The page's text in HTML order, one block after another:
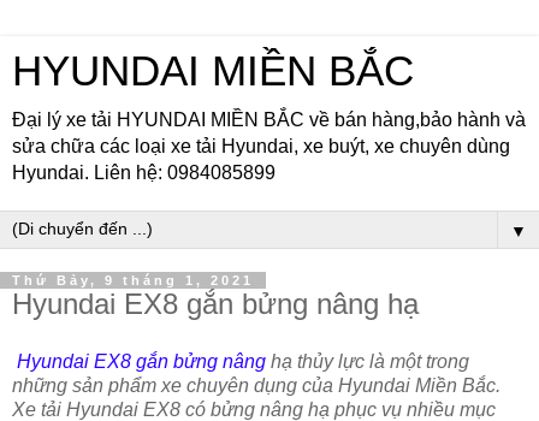
HYUNDAI MIỀN BẮC
Đại lý xe tải HYUNDAI MIỀN BẮC về bán hàng,bảo hành và
sửa chữa các loại xe tải Hyundai, xe buýt, xe chuyên dùng
Hyundai. Liên hệ: 0984085899
▼
Thứ Bảy, 9 tháng 1, 2021
Hyundai EX8 gắn bửng nâng hạ
Hyundai EX8 gắn bửng nâng hạ thủy lực là một trong
những sản phẩm xe chuyên dụng của Hyundai Miền Bắc.
Xe tải Hyundai EX8 có bửng nâng hạ phục vụ nhiều mục